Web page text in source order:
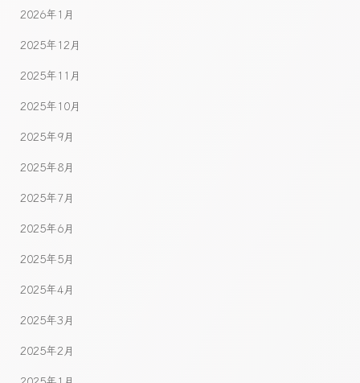
2026年1月
2025年12月
2025年11月
2025年10月
2025年9月
2025年8月
2025年7月
2025年6月
2025年5月
2025年4月
2025年3月
2025年2月